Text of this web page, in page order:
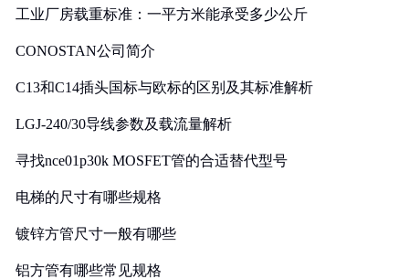
工业厂房载重标准：一平方米能承受多少公斤
CONOSTAN公司简介
C13和C14插头国标与欧标的区别及其标准解析
LGJ-240/30导线参数及载流量解析
寻找nce01p30k MOSFET管的合适替代型号
电梯的尺寸有哪些规格
镀锌方管尺寸一般有哪些
铝方管有哪些常见规格